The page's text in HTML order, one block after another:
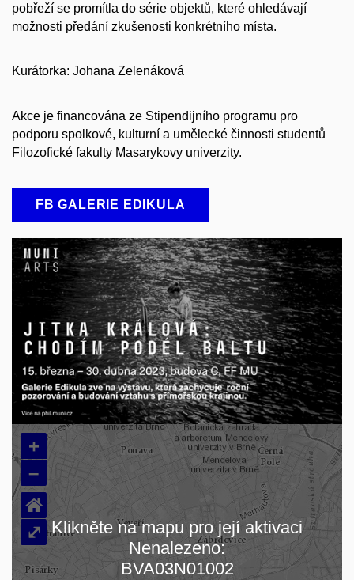
pobřeží se promítla do série objektů, které ohledávají
možnosti předání zkušenosti konkrétního místa.
Kurátorka: Johana Zelenáková
Akce je financována ze Stipendijního programu pro
podporu spolkové, kulturní a umělecké činnosti studentů
Filozofické fakulty Masarykovy univerzity.
FB GALERIE EDIKULA
Načítám mapu…
+
–
⌂
⤢ Klikněte na mapu pro její aktivaci
Nenalezeno:
BVA03N01002